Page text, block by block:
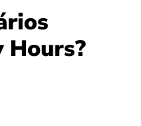
Hours?